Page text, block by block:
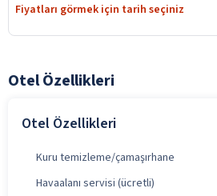
Fiyatları görmek için tarih seçiniz
Otel Özellikleri
Otel Özellikleri
Kuru temizleme/çamaşırhane
Havaalanı servisi (ücretli)